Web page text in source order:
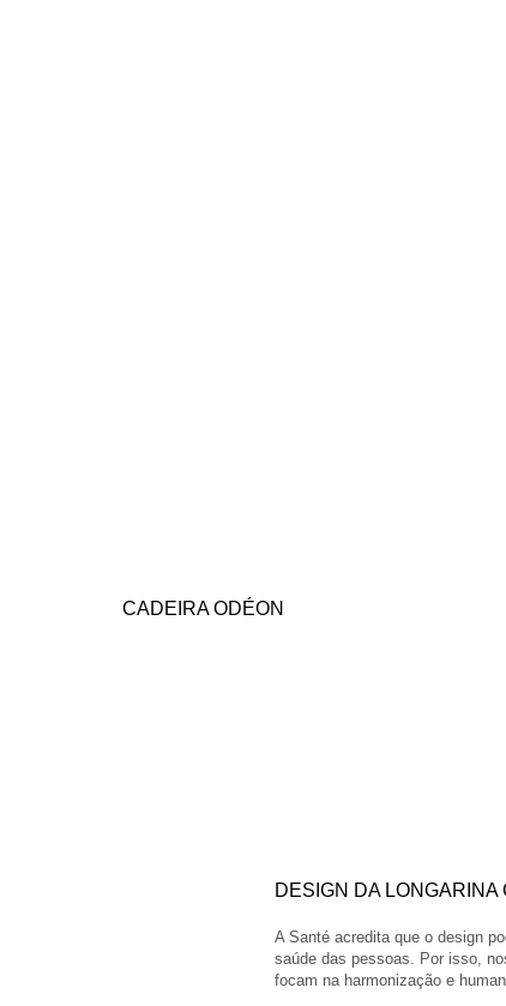
CADEIRA ODÉON
DESIGN DA LONGARINA
A Santé acredita que o design
saúde das pessoas. Por isso,
focam na harmonização e